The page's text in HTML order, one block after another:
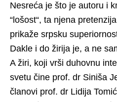
Nesreća je što je autoru i
“lošost“, ta njena
prikaže srpsku
Dakle i do žirija je, a ne
A žiri, koji vrši duhovnu
svetu čine prof. dr Siniša
članovi prof. dr Lidija